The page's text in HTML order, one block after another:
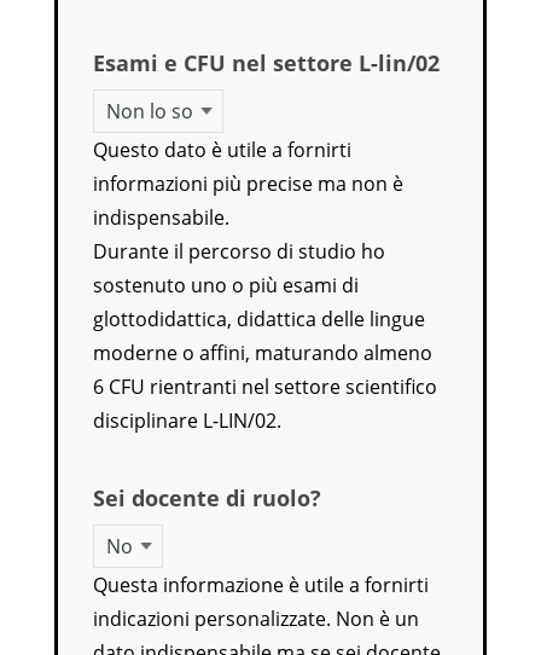
Esami e CFU nel settore L-lin/02
Questo dato è utile a fornirti
informazioni più precise ma non è
indispensabile.
Durante il percorso di studio ho
sostenuto uno o più esami di
glottodidattica, didattica delle lingue
moderne o affini, maturando almeno
6 CFU rientranti nel settore scientifico
disciplinare L-LIN/02.
Sei docente di ruolo?
Questa informazione è utile a fornirti
indicazioni personalizzate. Non è un